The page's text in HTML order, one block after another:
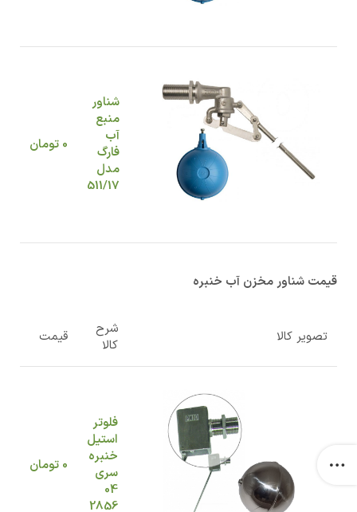
شناور
منبع
آب
فارگ
مدل
511/17
0 تومان
قیمت شناور مخزن آب خنبره
تصویر کالا
شرح
کالا
قیمت
فلوتر
استیل
خنبره
سری
04
2856
0 تومان